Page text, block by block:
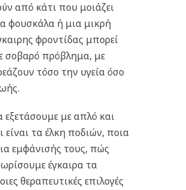
από κάτι που μοιάζει
φουσκάλα ή μια μικρή
φροντίδας μπορεί
σοβαρό πρόβλημα, με
τόσο την υγεία όσο
εξετάσουμε με απλό και
τα έλκη ποδιών, ποια
εμφάνισής τους, πώς
έγκαιρα τα
θεραπευτικές επιλογές